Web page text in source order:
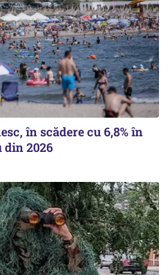
în scădere cu 6,8% în
2026